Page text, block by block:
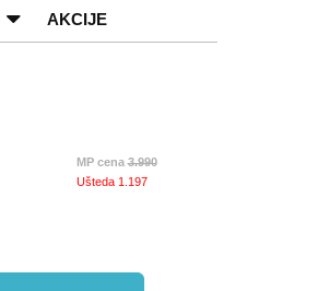
AKCIJE
MP cena3.990
Ušteda 1.197